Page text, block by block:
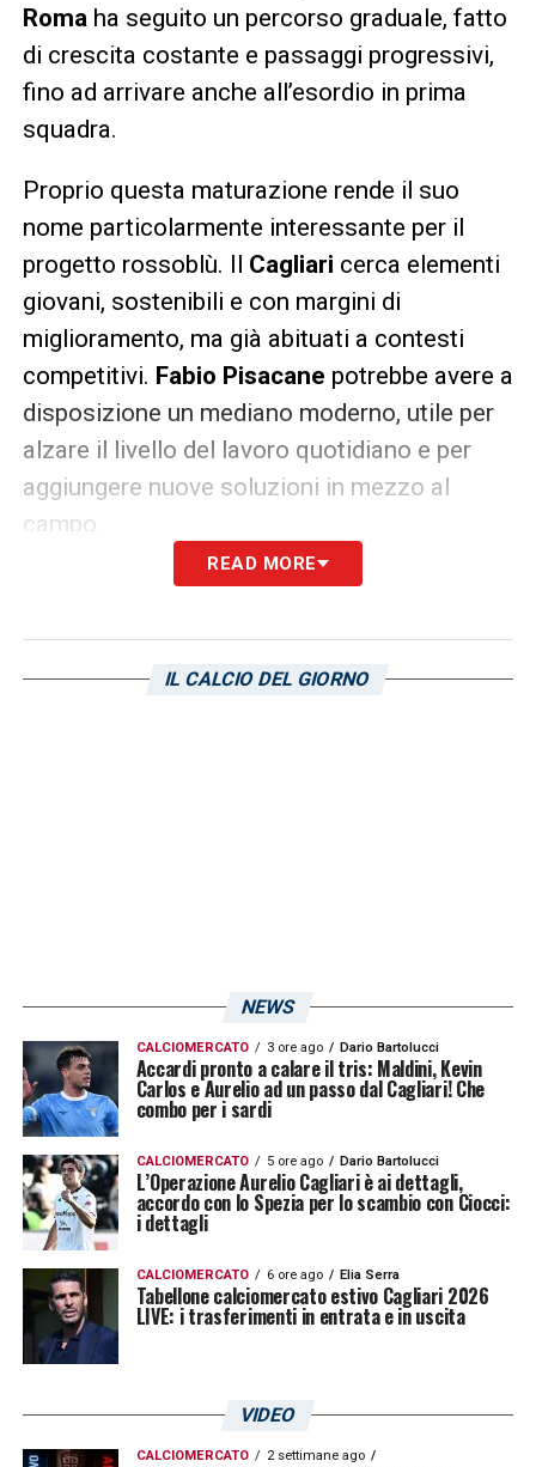
Romaha seguito un percorso graduale, fatto
di crescita costante e passaggi progressivi,
fino ad arrivare anche all’esordio in prima
squadra.
Proprio questa maturazione rende il suo
nome particolarmente interessante per il
progetto rossoblù. Il Cagliari cerca elementi
giovani, sostenibili e con margini di
miglioramento, ma già abituati a contesti
competitivi. Fabio Pisacane potrebbe avere a
disposizione un mediano moderno, utile per
alzare il livello del lavoro quotidiano e per
aggiungere nuove soluzioni in mezzo al
campo.
Ultimissime Cagliari LIVE: tutte le novità su
vicino il giocatore, senza esporsi subito
con un investimento definitivo.
L’obiettivo della società sarda è arrivare a
un’intesa in tempi rapidi, così da poter
eventualmente ufficializzare l’operazione
all’apertura della sessione estiva di
calciomercato, fissata per il 30 giugno. Un
passaggio che permetterebbe aRomanodi
inserirsi subito nel nuovo ambiente e di
iniziare il lavoro con il gruppo fin dalle prime
Alessandro Romano, una mossa in
READ MORE
IL CALCIO DEL GIORNO
NEWS
CALCIOMERCATO 3 ore ago Dario Bartolucci
Accardi pronto a calare il tris: Maldini, Kevin
Carlos e Aurelio ad un passo dal Cagliari! Che
combo per i sardi
CALCIOMERCATO 5 ore ago Dario Bartolucci
L’Operazione Aurelio Cagliari è ai dettagli,
accordo con lo Spezia per lo scambio con Ciocci:
i dettagli
CALCIOMERCATO 6 ore ago Elia Serra
Tabellone calciomercato estivo Cagliari 2026
LIVE: i trasferimenti in entrata e in uscita
VIDEO
CALCIOMERCATO 2 settimane ago